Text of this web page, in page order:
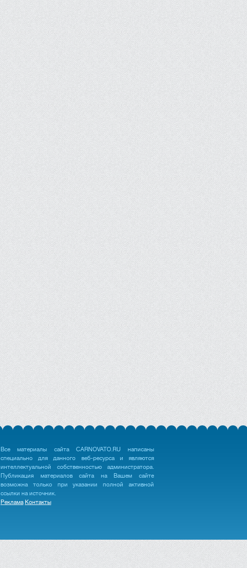
Все материалы сайта CARNOVATO.RU написаны
специально для данного веб-ресурса и являются
интеллектуальной собственностью администратора.
Публикация материалов сайта на Вашем сайте
возможна только при указании полной активной
ссылки на источник.
Реклама Контакты